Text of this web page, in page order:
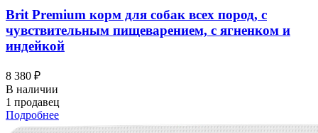
Brit Premium корм для собак всех пород, с
чувствительным пищеварением, с ягненком и
индейкой
8 380 ₽
В наличии
1 продавец
Подробнее